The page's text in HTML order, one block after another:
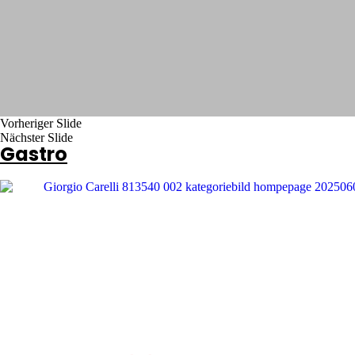
Vorheriger Slide
Nächster Slide
Gastro